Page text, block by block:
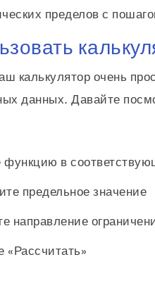
пределов с
калькулятор очень
данных. Давайте
функцию в
предельное значение
направление
«Рассчитать»